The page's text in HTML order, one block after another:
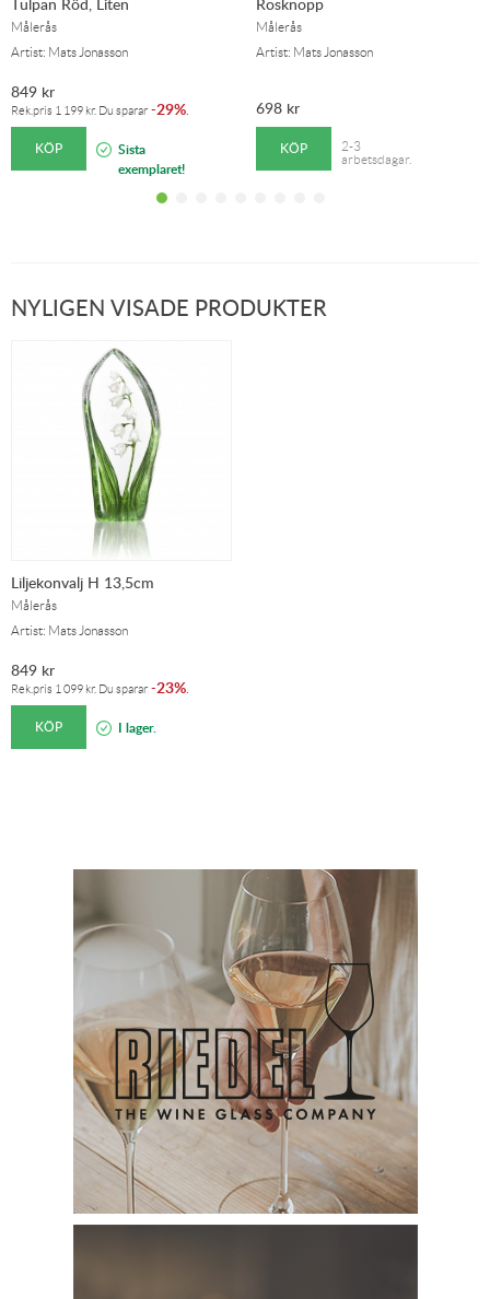
Målerås
Artist: Mats Jonasson
849 kr
Rek.pris 1 199 kr. Du sparar -29%
KÖP
Sista
exemplaret!
Målerås
Artist: Mats Jonasson
698 kr
KÖP
2-3
arbetsdagar.
NYLIGEN VISADE PRODUKTER
Liljekonvalj H 13,5cm
Målerås
Artist: Mats Jonasson
849 kr
Rek.pris 1 099 kr. Du sparar -23%
KÖP I lager.